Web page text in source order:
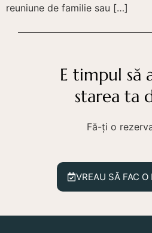
reuniune de familie sau […]
E timpul să
starea ta
Fă-ți o
VREAU SĂ FAC O